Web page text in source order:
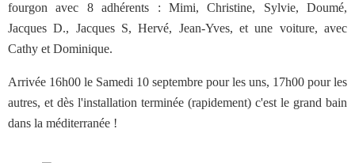
fourgon avec 8 adhérents : Mimi, Christine, Sylvie, Doumé,
Jacques D., Jacques S, Hervé, Jean-Yves, et une voiture, avec
Cathy et Dominique.
Arrivée 16h00 le Samedi 10 septembre pour les uns, 17h00 pour les
autres, et dès l'installation terminée (rapidement) c'est le grand bain
dans la méditerranée !